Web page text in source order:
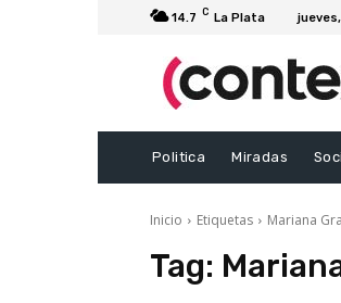
14.7 C La Plata
Politica Miradas
Inicio Etiquetas Mariana
Tag: